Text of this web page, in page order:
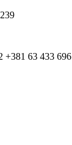
+381 63 433 696